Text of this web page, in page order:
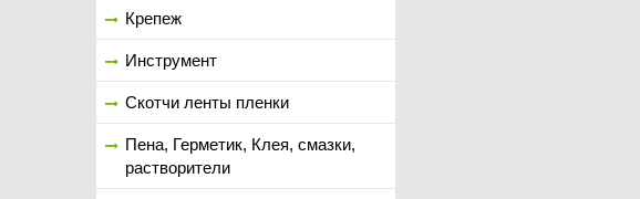
Крепеж
Инструмент
Скотчи ленты пленки
Пена, Герметик, Клея, смазки,
растворители